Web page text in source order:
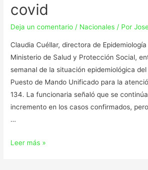
covid
Deja un comentario / Nacionales / Por
Claudia Cuéllar, directora de
Ministerio de Salud y Protección Social,
semanal de la situación epidemiológica
Puesto de Mando Unificado para la
134. La funcionaria señaló que se
incremento en los casos confirmados,
…
Leer más »